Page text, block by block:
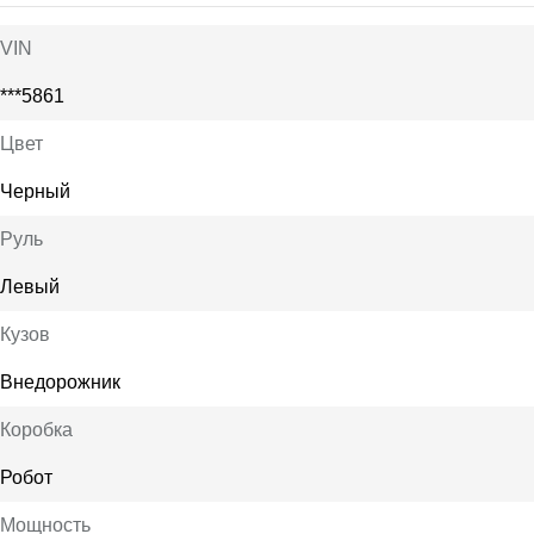
VIN
***5861
Цвет
Черный
Руль
Левый
Кузов
Внедорожник
Коробка
Робот
Мощность